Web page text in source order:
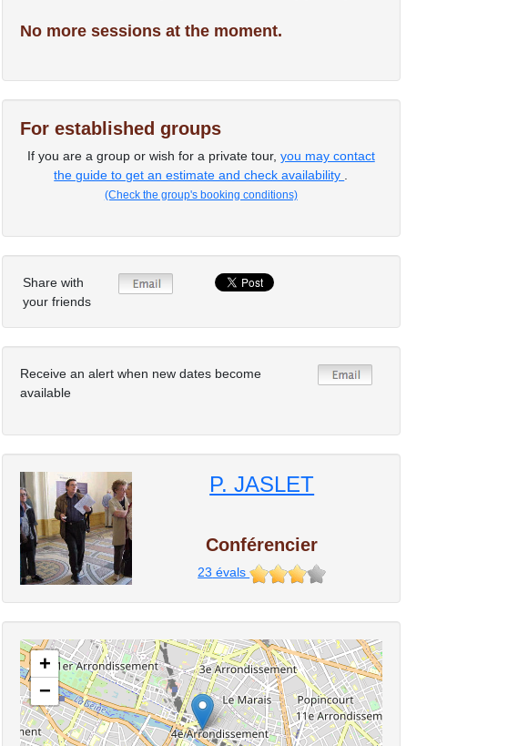
No more sessions at the moment.
For established groups
If you are a group or wish for a private tour, you may contact
the guide to get an estimate and check availability
(Check the group's booking conditions)
Share with
your friends
Receive an alert when new dates become
available
P. JASLET
Conférencier
23 évals
+
−